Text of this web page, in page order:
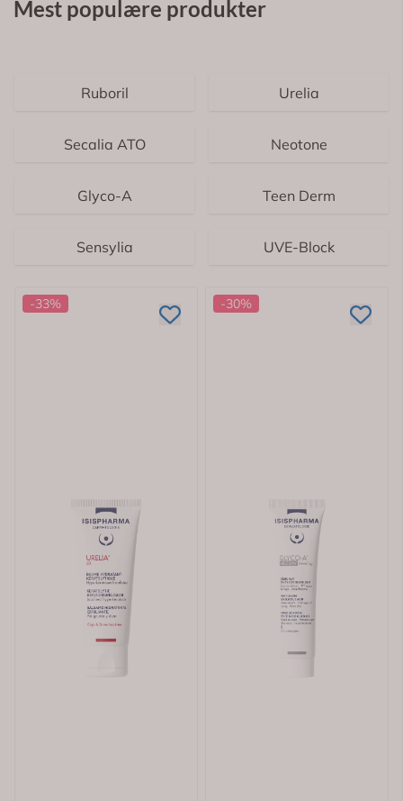
Mest populære produkter
Ruboril Urelia
Secalia ATO Neotone
Glyco-A Teen Derm
Sensylia UVE-Block
-33% -30%